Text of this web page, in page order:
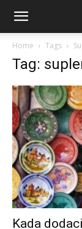
Home Tags
Tag:
Kada